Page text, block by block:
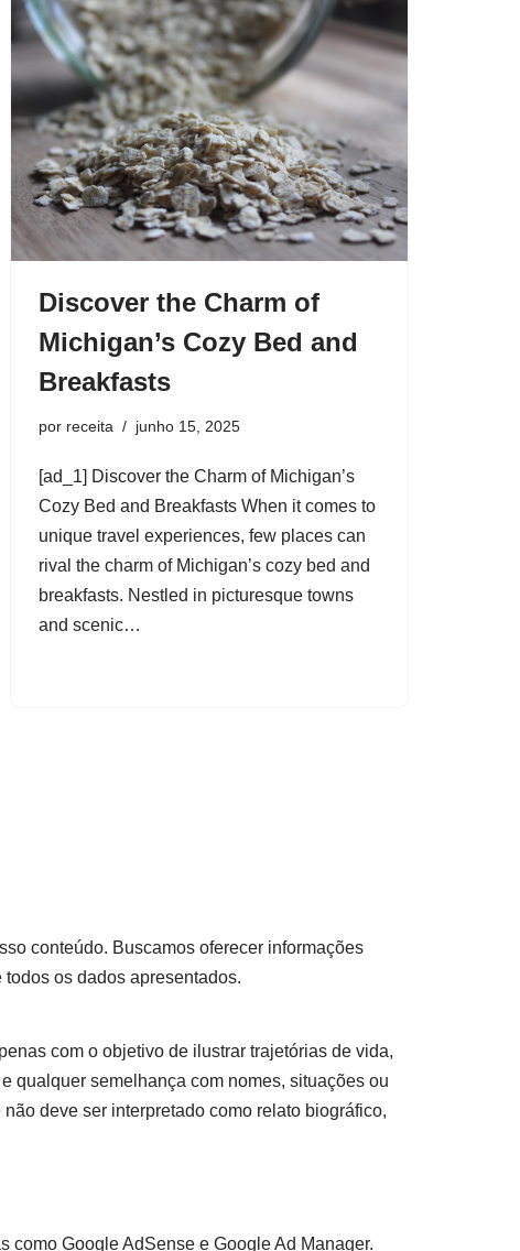
Discover the Charm of
Michigan’s Cozy Bed and
Breakfasts
por receita junho 15, 2025
[ad_1] Discover the Charm of Michigan’s
Cozy Bed and Breakfasts When it comes to
unique travel experiences, few places can
rival the charm of Michigan’s cozy bed and
breakfasts. Nestled in picturesque towns
and scenic…
conteúdo. Buscamos oferecer informações
os dados apresentados.
com o objetivo de ilustrar trajetórias de vida,
qualquer semelhança com nomes, situações ou
deve ser interpretado como relato biográfico,
como Google AdSense e Google Ad Manager.